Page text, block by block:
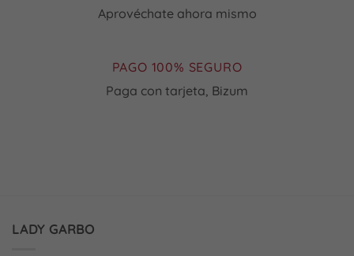
página
Aprovéchate ahora mismo
PAGO 100% SEGURO
Paga con tarjeta, Bizum
LADY GARBO